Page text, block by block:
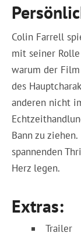
Colin Farrell
mit seiner
warum der
des
anderen nicht
Bann zu
spannenden
Herz legen.
Extras:
Trailer